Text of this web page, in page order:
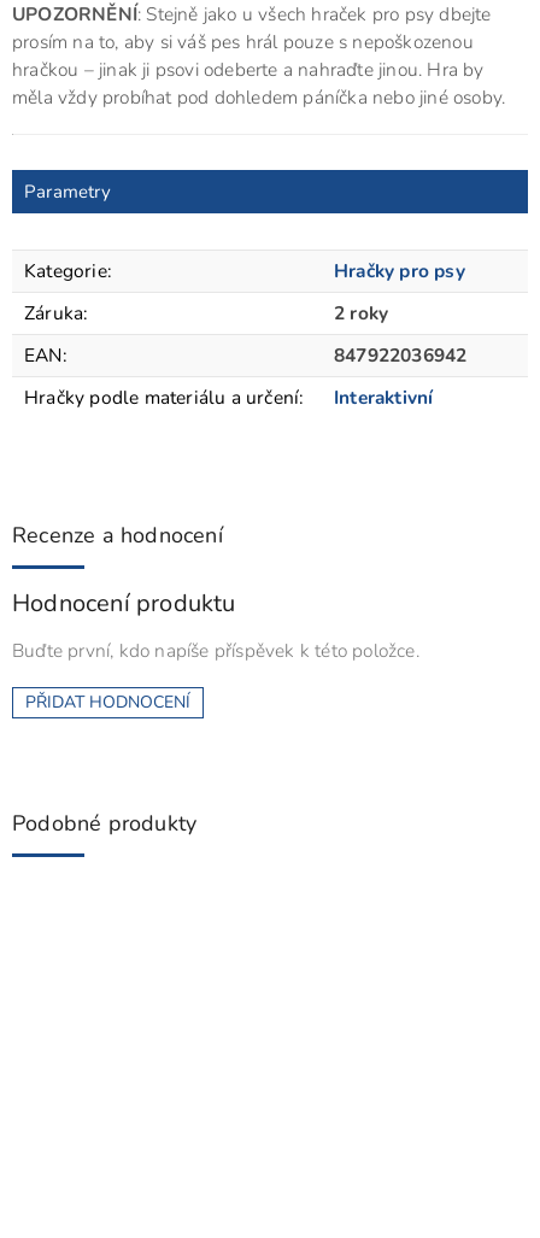
UPOZORNĚNÍ: Stejně jako u všech hraček pro psy dbejte
prosím na to, aby si váš pes hrál pouze s nepoškozenou
hračkou – jinak ji psovi odeberte a nahraďte jinou. Hra by
měla vždy probíhat pod dohledem páníčka nebo jiné osoby.
Parametry
Kategorie:
Hračky pro psy
Záruka:
2 roky
EAN:
847922036942
Hračky podle materiálu a určení: Interaktivní
Recenze a hodnocení
Hodnocení produktu
Buďte první, kdo napíše příspěvek k této položce.
PŘIDAT HODNOCENÍ
Podobné produkty